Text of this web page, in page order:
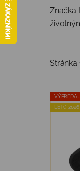
Značka
Stránka
VÝPREDAJ
LETO